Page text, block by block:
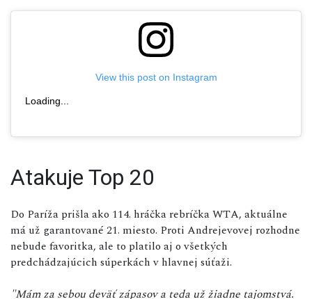
View this post on Instagram
Loading...
Atakuje Top 20
Do Paríža prišla ako 114. hráčka rebríčka WTA, aktuálne
má už garantované 21. miesto. Proti Andrejevovej rozhodne
nebude favoritka, ale to platilo aj o všetkých
predchádzajúcich súperkách v hlavnej súťaži.
"Mám za sebou deväť zápasov a teda už žiadne tajomstvá.